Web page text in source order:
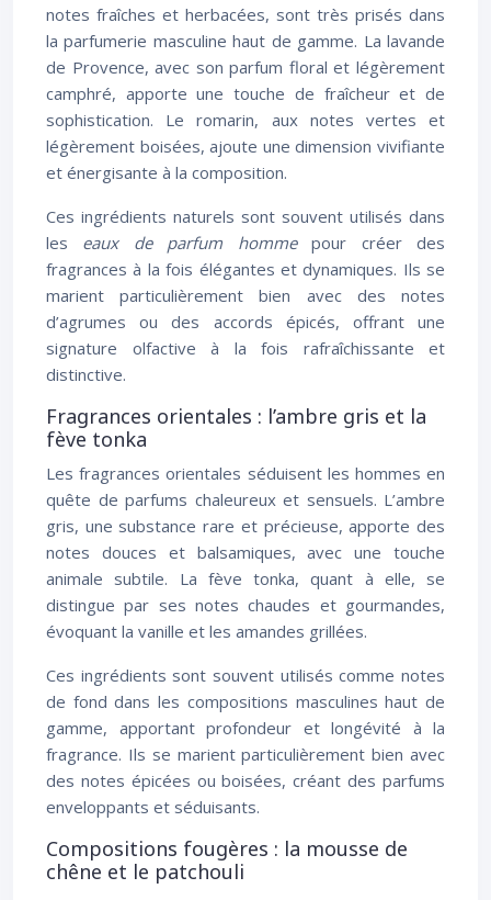
notes fraîches et herbacées, sont très prisés dans
la parfumerie masculine haut de gamme. La lavande
de Provence, avec son parfum floral et légèrement
camphré, apporte une touche de fraîcheur et de
sophistication. Le romarin, aux notes vertes et
légèrement boisées, ajoute une dimension vivifiante
et énergisante à la composition.
Ces ingrédients naturels sont souvent utilisés dans
les eaux de parfum hommepour créer des
fragrances à la fois élégantes et dynamiques. Ils se
marient particulièrement bien avec des notes
d’agrumes ou des accords épicés, offrant une
signature olfactive à la fois rafraîchissante et
distinctive.
Fragrances orientales : l’ambre gris et la
fève tonka
Les fragrances orientales séduisent les hommes en
quête de parfums chaleureux et sensuels. L’ambre
gris, une substance rare et précieuse, apporte des
notes douces et balsamiques, avec une touche
animale subtile. La fève tonka, quant à elle, se
distingue par ses notes chaudes et gourmandes,
évoquant la vanille et les amandes grillées.
Ces ingrédients sont souvent utilisés comme notes
de fond dans les compositions masculines haut de
gamme, apportant profondeur et longévité à la
fragrance. Ils se marient particulièrement bien avec
des notes épicées ou boisées, créant des parfums
enveloppants et séduisants.
Compositions fougères : la mousse de
chêne et le patchouli